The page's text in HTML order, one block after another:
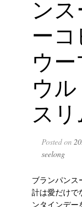
ン
ー
ウ
ウ
スリ
Posted on
seelong
ブランパンス
計は愛だけで
ンタインデー